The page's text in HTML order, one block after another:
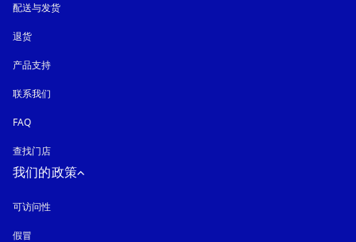
配送与发货
退货
产品支持
联系我们
FAQ
查找门店
我们的政策
可访问性
假冒